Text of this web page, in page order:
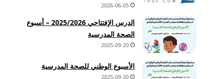
2026-06-05
الدرس الإفتتاحي 2025/2026 – أسبوع
الصحة المدرسية
2025-09-20
الأسبوع الوطني للصحة المدرسية
2025-09-20